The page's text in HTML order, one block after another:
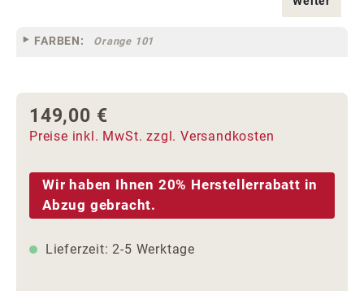
FARBEN: Orange 101
Regulärer Preis:
149,00 €
Preise inkl. MwSt. zzgl. Versandkosten
Wir haben Ihnen 20% Herstellerrabatt in
Abzug gebracht.
Lieferzeit: 2-5 Werktage